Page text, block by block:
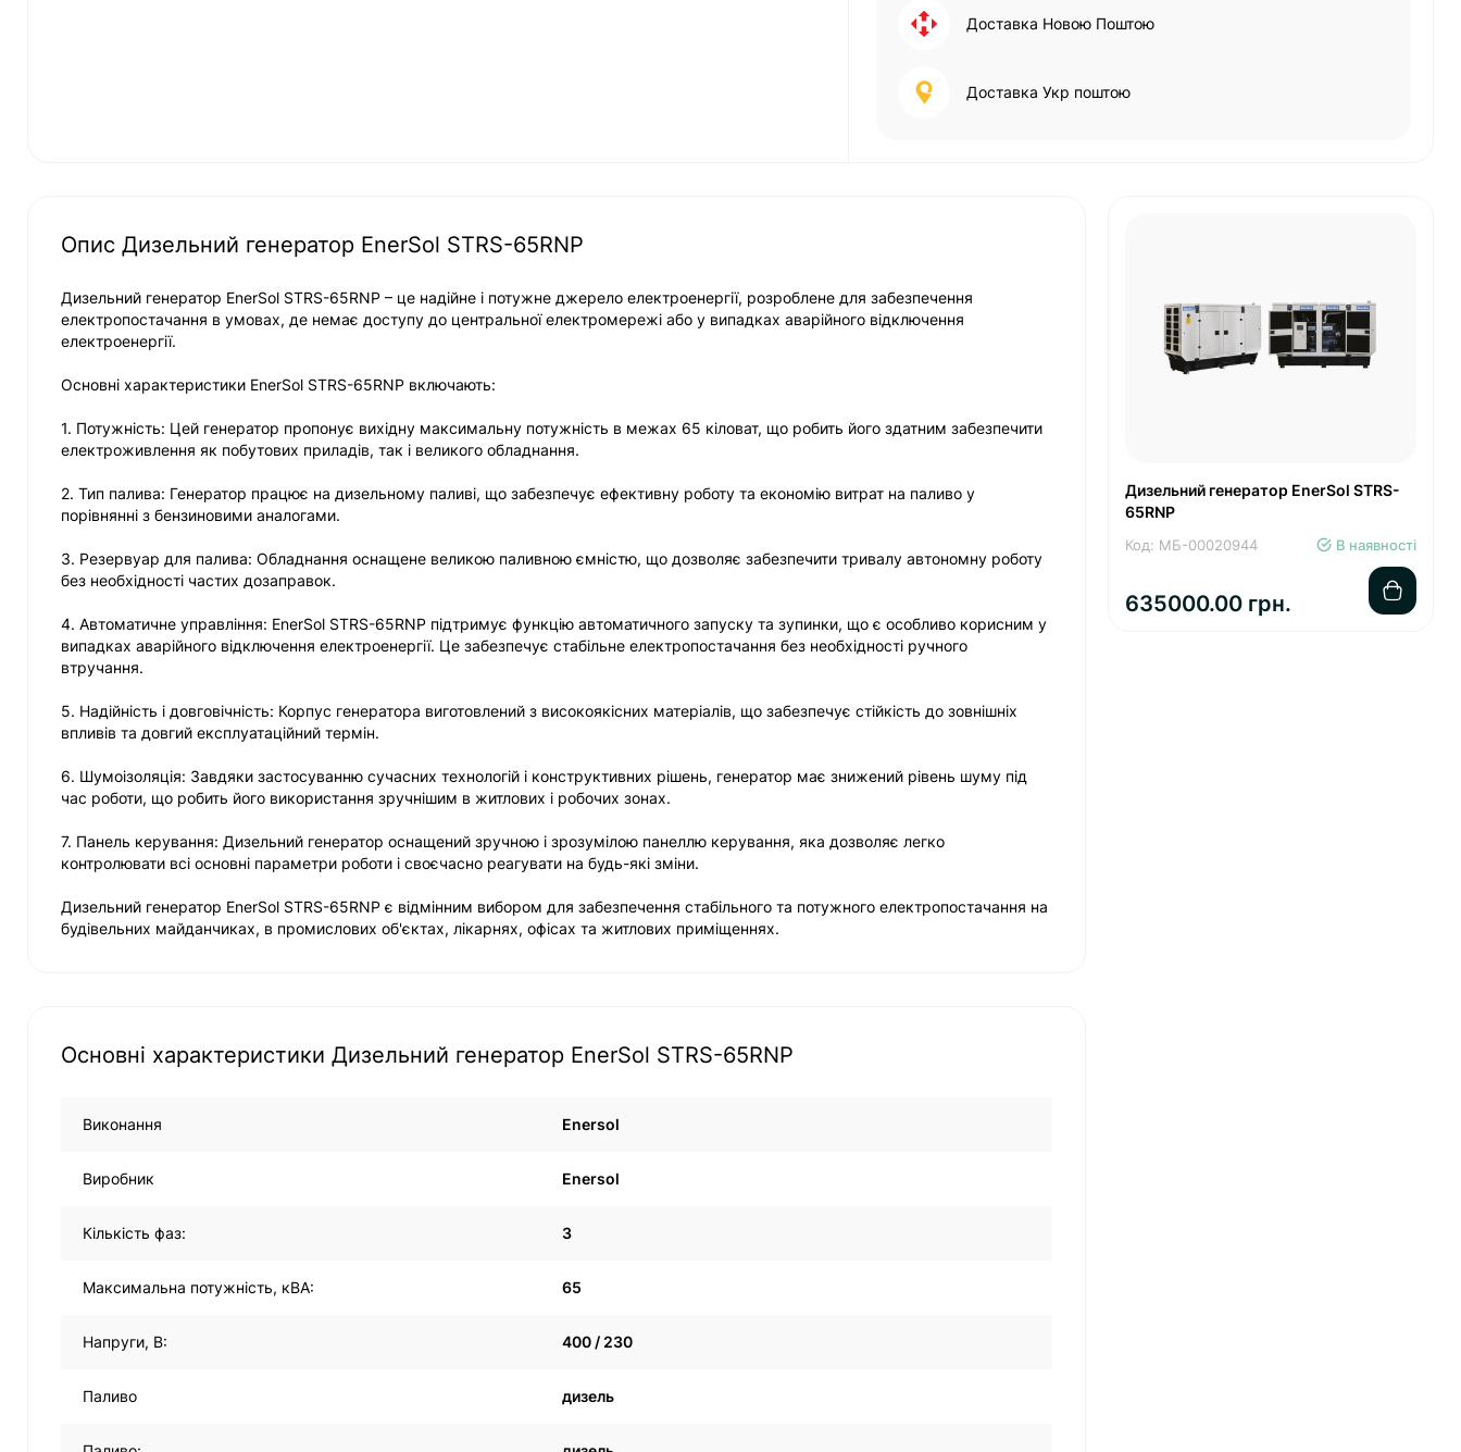
Доставка Новою Поштою
Доставка Укр поштою
Опис Дизельний генератор EnerSol STRS-65RNP
Дизельний генератор EnerSol STRS-65RNP – це надійне і потужне джерело електроенергії, розроблене для забезпечення
електропостачання в умовах, де немає доступу до центральної електромережі або у випадках аварійного відключення
електроенергії.
Основні характеристики EnerSol STRS-65RNP включають:
1. Потужність: Цей генератор пропонує вихідну максимальну потужність в межах 65 кіловат, що робить його здатним забезпечити
електроживлення як побутових приладів, так і великого обладнання.
2. Тип палива: Генератор працює на дизельному паливі, що забезпечує ефективну роботу та економію витрат на паливо у
порівнянні з бензиновими аналогами.
3. Резервуар для палива: Обладнання оснащене великою паливною ємністю, що дозволяє забезпечити тривалу автономну роботу
без необхідності частих дозаправок.
4. Автоматичне управління: EnerSol STRS-65RNP підтримує функцію автоматичного запуску та зупинки, що є особливо корисним у
випадках аварійного відключення електроенергії. Це забезпечує стабільне електропостачання без необхідності ручного
втручання.
5. Надійність і довговічність: Корпус генератора виготовлений з високоякісних матеріалів, що забезпечує стійкість до зовнішніх
впливів та довгий експлуатаційний термін.
6. Шумоізоляція: Завдяки застосуванню сучасних технологій і конструктивних рішень, генератор має знижений рівень шуму під
час роботи, що робить його використання зручнішим в житлових і робочих зонах.
7. Панель керування: Дизельний генератор оснащений зручною і зрозумілою панеллю керування, яка дозволяє легко
контролювати всі основні параметри роботи і своєчасно реагувати на будь-які зміни.
Дизельний генератор EnerSol STRS-65RNP є відмінним вибором для забезпечення стабільного та потужного електропостачання на
будівельних майданчиках, в промислових об'єктах, лікарнях, офісах та житлових приміщеннях.
Основні характеристики Дизельний генератор EnerSol STRS-65RNP
Виконання Enersol
Виробник Enersol
Кількість фаз: 3
Максимальна потужність, кВА: 65
Напруги, В: 400 / 230
Паливо дизель
Дизельний генератор EnerSol STRS-
65RNP
Код: МБ-00020944 В наявності
635000.00 грн.